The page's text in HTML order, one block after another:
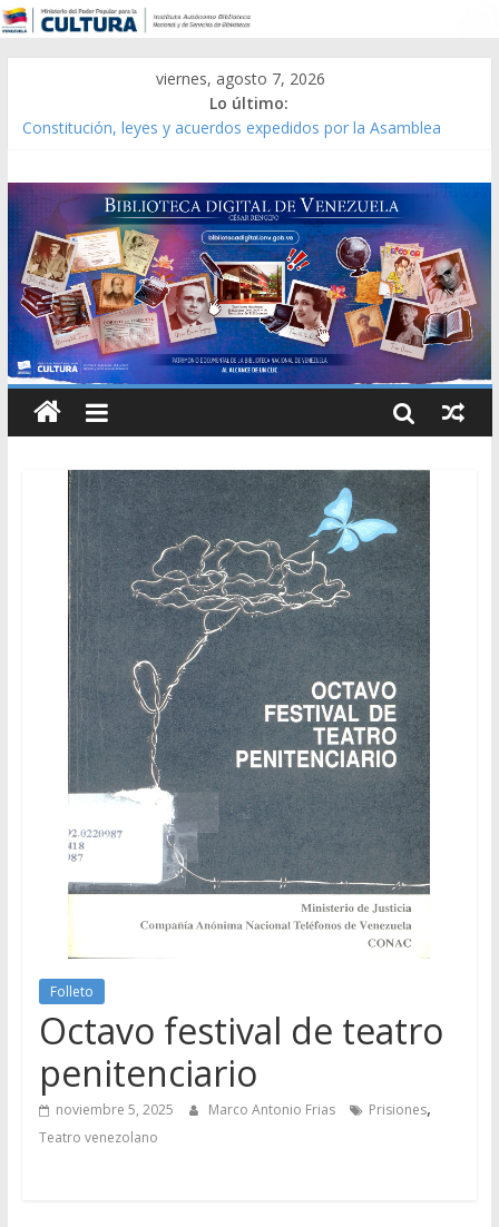
viernes, agosto 7, 2026
Lo último:
Constitución, leyes y acuerdos expedidos por la Asamblea
Modesta Bor Sánchez [material gráfico]
Gaceta Oficial de la República de Venezuela año CXXXIII Mes V,
Caracas 09 de marzo de 2006 N° 38.394
Catálogo temático de obras de Modesta Bor
Folleto
Octavo festival de teatro
penitenciario
noviembre 5, 2025 Marco Antonio Frias Prisiones,
Teatro venezolano